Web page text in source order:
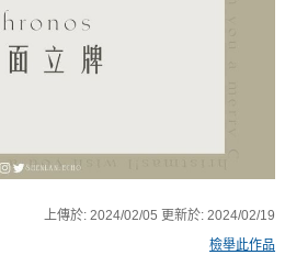
上傳於:2024/02/05 更新於:2024/02/19
檢舉此作品